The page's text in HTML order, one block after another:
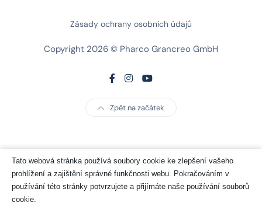
Zásady ochrany osobních údajů
Copyright 2026 © Pharco Grancreo GmbH
Zpět na začátek
Tato webová stránka používá soubory cookie ke zlepšení vašeho
prohlížení a zajištění správné funkčnosti webu. Pokračováním v
používání této stránky potvrzujete a přijímáte naše používání souborů
cookie.